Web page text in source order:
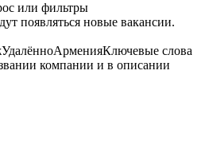
или фильтры
появляться новые вакансии.
УдалённоАрменияКлючевые слова
компании и в описании